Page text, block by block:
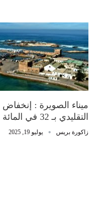
ميناء الصويرة :
التقليدي بـ 32 في المائة عند متم يونيو الماضي (مكتب)
زاكورة بريس يوليو 19, 2025